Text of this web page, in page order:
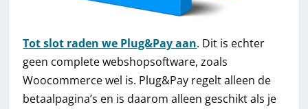
Tot slot raden we Plug&Pay aan. Dit is echter
geen complete webshopsoftware, zoals
Woocommerce wel is. Plug&Pay regelt alleen de
betaalpagina’s en is daarom alleen geschikt als je